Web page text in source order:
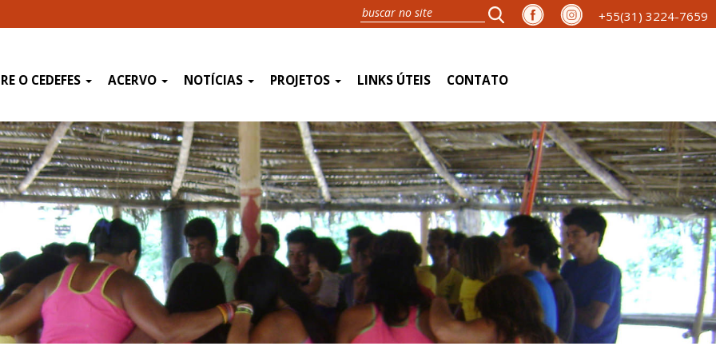
+55(31) 3224-7659
O CEDEFES ACERVO NOTÍCIAS PROJETOS LINKS ÚTEIS CONTATO